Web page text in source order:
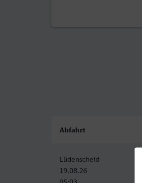
Abfahrt
Lüdenscheid
19.08.26